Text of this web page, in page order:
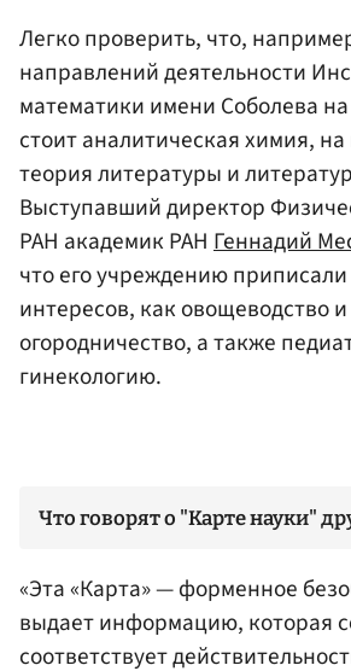
Легко проверить, что,
направлений деятельности
математики имени Соболева
стоит аналитическая химия,
теория литературы и
Выступавший директор
РАН академик РАН Геннадий
что его учреждению
интересов, как овощеводство и
огородничество, а также
гинекологию.
Что говорят о "Карте науки"
«Эта «Карта» — форменное
выдает информацию, которая
соответствует